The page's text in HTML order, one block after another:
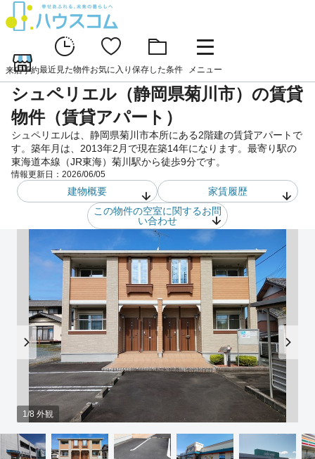
来店予約最近見た物件お気に入り 保存した条件 メニュー
シュペリエル（静岡県菊川市）の賃貸
物件（賃貸アパート）
シュペリエルは、静岡県菊川市本所にある2階建の賃貸アパートで
す。築年月は、2013年2月で現在築14年になります。最寄り駅の
東海道本線（JR東海）菊川駅から徒歩9分です。
情報更新日： 2026/06/05
建物概要
家賃履歴
この物件の空室に関するお問
い合わせ
1/8 外観